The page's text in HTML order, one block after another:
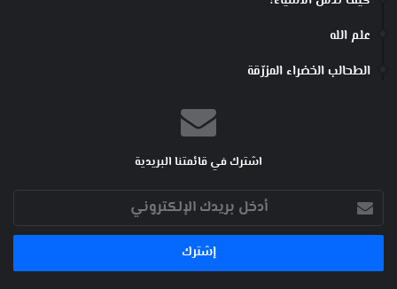
علم الله
الطحالب الخضراء المزرّقة
اشترك في قائمتنا البريدية
أدخل
بريدك
الإلكتروني